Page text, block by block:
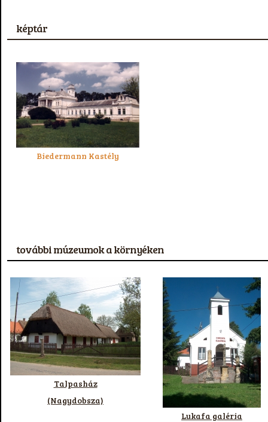
képtár
Biedermann Kastély
további múzeumok a környéken
Talpasház
(Nagydobsza)
Lukafa galéria